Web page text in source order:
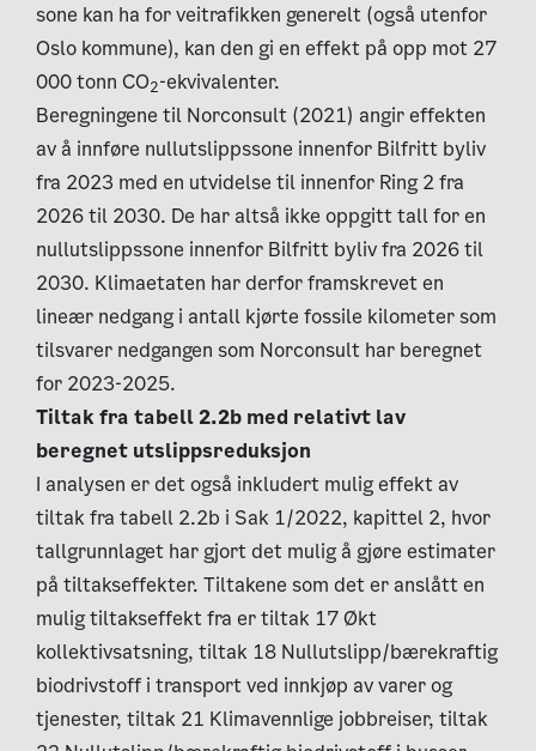
sone kan ha for veitrafikken generelt (også utenfor
Oslo kommune), kan den gi en effekt på opp mot 27
000 tonn CO2-ekvivalenter.
Beregningene til Norconsult (2021) angir effekten
av å innføre nullutslippssone innenfor Bilfritt byliv
fra 2023 med en utvidelse til innenfor Ring 2 fra
2026 til 2030. De har altså ikke oppgitt tall for en
nullutslippssone innenfor Bilfritt byliv fra 2026 til
2030. Klimaetaten har derfor framskrevet en
lineær nedgang i antall kjørte fossile kilometer som
tilsvarer nedgangen som Norconsult har beregnet
for 2023-2025.
Tiltak fra tabell 2.2b med relativt lav
beregnet utslippsreduksjon
I analysen er det også inkludert mulig effekt av
tiltak fra tabell 2.2b i Sak 1/2022, kapittel 2, hvor
tallgrunnlaget har gjort det mulig å gjøre estimater
på tiltakseffekter. Tiltakene som det er anslått en
mulig tiltakseffekt fra er tiltak 17 Økt
kollektivsatsning, tiltak 18 Nullutslipp/bærekraftig
biodrivstoff i transport ved innkjøp av varer og
tjenester, tiltak 21 Klimavennlige jobbreiser, tiltak